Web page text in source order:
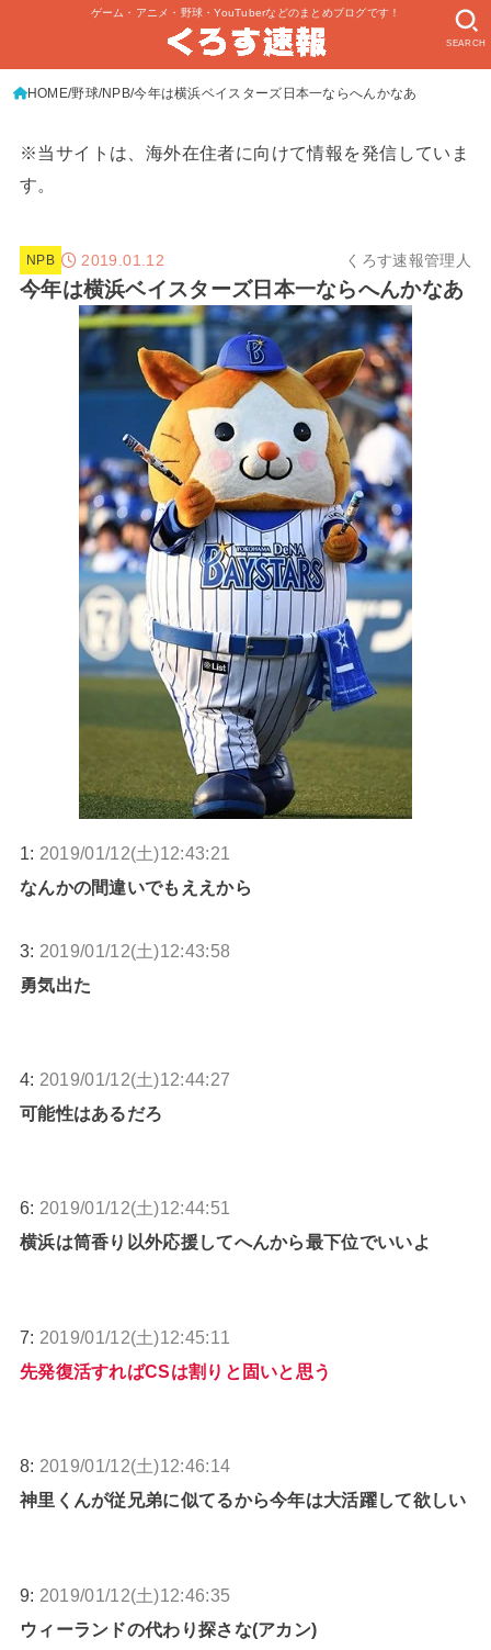
ゲーム・アニメ・野球・YouTuberなどのまとめブログです！
SEARCH
HOME 野球 NPB 今年は横浜ベイスターズ日本一ならへんかなあ
※当サイトは、海外在住者に向けて情報を発信していま
す。
NPB 2019.01.12 くろす速報管理人
今年は横浜ベイスターズ日本一ならへんかなあ
1: 2019/01/12(土)12:43:21
なんかの間違いでもええから
3: 2019/01/12(土)12:43:58
勇気出た
4: 2019/01/12(土)12:44:27
可能性はあるだろ
6: 2019/01/12(土)12:44:51
横浜は筒香り以外応援してへんから最下位でいいよ
7: 2019/01/12(土)12:45:11
先発復活すればCSは割りと固いと思う
8: 2019/01/12(土)12:46:14
神里くんが従兄弟に似てるから今年は大活躍して欲しい
9: 2019/01/12(土)12:46:35
ウィーランドの代わり探さな(アカン)